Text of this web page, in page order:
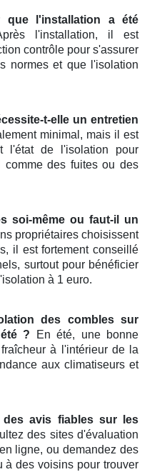
que l'installation a été
l'installation, il est
contrôle pour s'assurer
normes et que l'isolation
t-elle un entretien
minimal, mais il est
l'état de l'isolation pour
comme des fuites ou des
soi-même ou faut-il un
propriétaires choisissent
il est fortement conseillé
surtout pour bénéficier
à 1 euro.
des combles sur
? En été, une bonne
à l'intérieur de la
aux climatiseurs et
des avis fiables sur les
des sites d'évaluation
ligne, ou demandez des
à des voisins pour trouver